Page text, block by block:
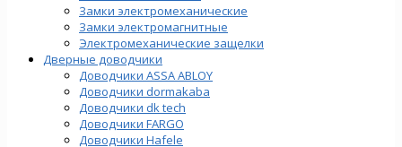
Замки электромеханические
Замки электромагнитные
Электромеханические защелки
Дверные доводчики
Доводчики ASSA ABLOY
Доводчики dormakaba
Доводчики dk tech
Доводчики FARGO
Доводчики Hafele